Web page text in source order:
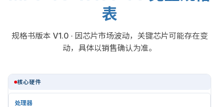
表
规格书版本 V1.0 · 因芯片市场波动，关键芯片可能存在变
动，具体以销售确认为准。
核心硬件
处理器